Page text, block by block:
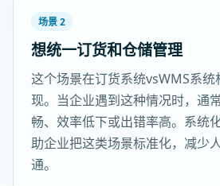
场景 2
想统一订货和仓储管理
这个场景在订货系统vsWMS系统
现。当企业遇到这种情况时，通
畅、效率低下或出错率高。系统
助企业把这类场景标准化，减少
通。